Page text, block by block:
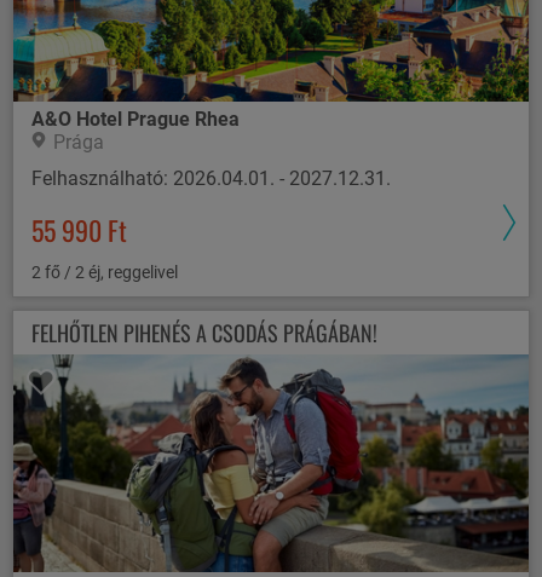
A&O Hotel Prague Rhea
Prága
Felhasználható: 2026.04.01. - 2027.12.31.
55 990 Ft
2 fő / 2 éj, reggelivel
FELHŐTLEN PIHENÉS A CSODÁS PRÁGÁBAN!